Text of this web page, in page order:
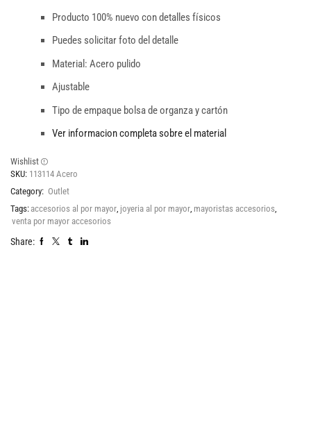
Producto 100% nuevo con detalles físicos
Puedes solicitar foto del detalle
Material: Acero pulido
Ajustable
Tipo de empaque bolsa de organza y cartón
Ver informacion completa sobre el material
Wishlist
SKU: 113114 Acero
Category: Outlet
Tags: accesorios al por mayor joyeria al por mayor mayoristas accesorios
venta por mayor accesorios
Share: